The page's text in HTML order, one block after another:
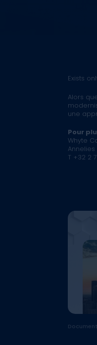
Exists
Alors
une
Pour
Whyte
T +32 2
Document